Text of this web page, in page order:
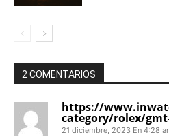
2 COMENTARIOS
https://
category/rolex/
21 diciembre, 2023 En 4:28